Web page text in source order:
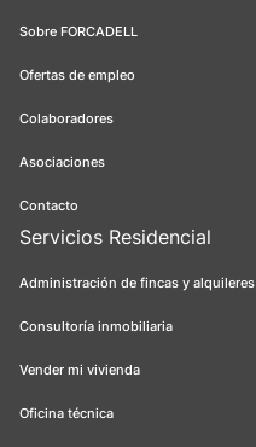
Sobre FORCADELL
Ofertas de empleo
Colaboradores
Asociaciones
Contacto
Servicios Residencial
Administración de fincas y alquileres
Consultoría inmobiliaria
Vender mi vivienda
Oficina técnica